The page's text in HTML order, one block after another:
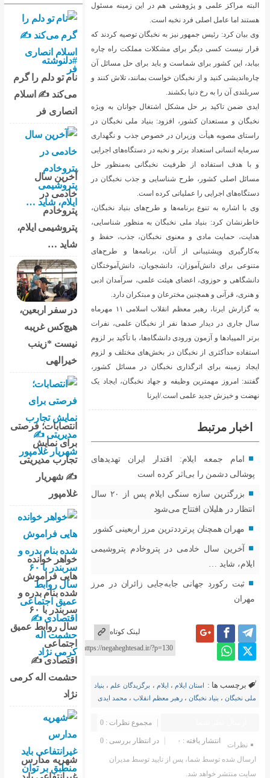
در این زمینه مسئول
توصیه کردند که
مملکت راه چاره
برای حل مسائل آن
بمانند، تلاش کنند و
جوانان به ویژه
بنیاد ملی نخبگان در
خصوص جذب و نگهداری
در دستگاه‌های اجرایی
به‌منظور حل
و جذب نخبگان در
است.
بنیاد نخبگان،
به منظور شناسایی،
جذب، حفظ و
برنامه‌ها و طرح‌های
دانش‌آموختگان
علمی، سرآمدان ادبی
مبتکران دارد.
به گزارش ایرنا، رهبر معظم انقلاب اسلامی ۱۱ مهرماه
نخبگان علمی، نفرات
با تأکید بر لزوم
مختلف و لزوم
در مسائل کشور،
نخبگان، ایجاد یک
ایران تهدیدهای
است
بزرگترین سازه سنگی ایلام پس از ۲۰ سال
مرز اربعینی کشور
پتروشیمی
زائران در مرز
لینک کوتاه
برگزیدگان علم ،بنیاد
انقلاب ،محمد ایدی
در انتظار بررسی : 0
توسط مدیران
#دلنوشته
نام تو دلم را گرم
می‌کند ✍️ اسلام
انصاری فر
آخرین سال
خادمی در
پتروخادم
پتروشیمی ایلام،
شاید …
در سفر اربعین،
هیچ‌کس غریبه
نیست *زینب
خیرالهی
برای نمایش
تجارب مدیریتی
✍ شهریار
غلامپور
سال روابط عمیق
اجتماعی
شهریه مدارس